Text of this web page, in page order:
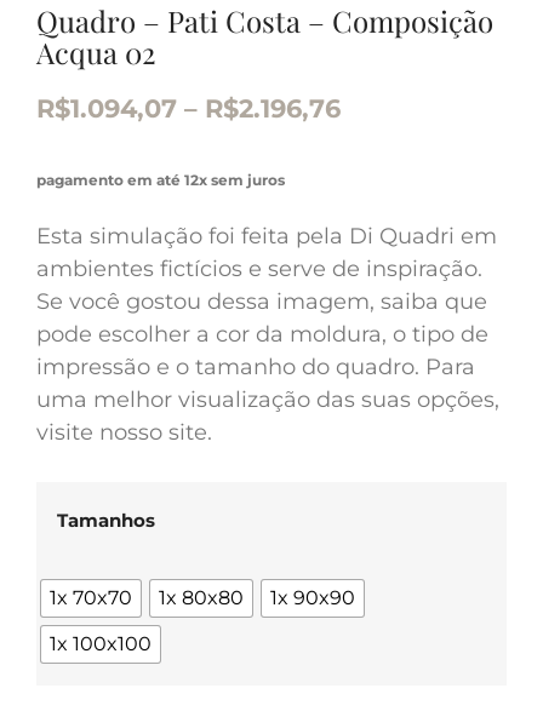
Quadro – Pati Costa – Composição
Acqua 02
R$1.094,07 – R$2.196,76
pagamento em até 12x sem juros
Esta simulação foi feita pela Di Quadri em
ambientes fictícios e serve de inspiração.
Se você gostou dessa imagem, saiba que
pode escolher a cor da moldura, o tipo de
impressão e o tamanho do quadro. Para
uma melhor visualização das suas opções,
visite nosso site.
Tamanhos
1x 70x70 1x 80x80
1x 90x90
1x 100x100